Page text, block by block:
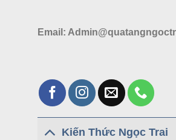
Email:
Kiến Thức Ngọc Trai